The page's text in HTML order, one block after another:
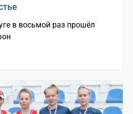
в восьмой раз прошёл